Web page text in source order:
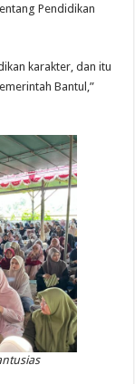
Pendidikan
karakter, dan itu
Bantul,”